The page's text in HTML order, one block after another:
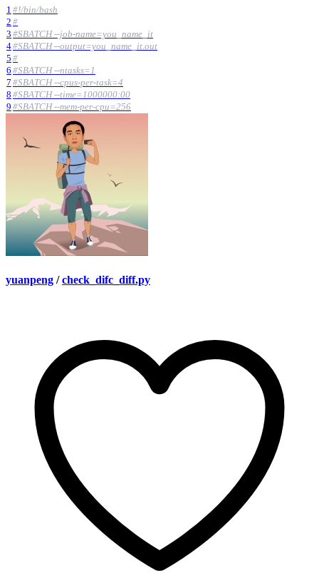
1 #!/bin/bash
2 #
3 #SBATCH --job-name=you_name_it
4#SBATCH --output=you_name_it.out
5 #
6 #SBATCH --ntasks=1
7 #SBATCH --cpus-per-task=4
8 #SBATCH --time=1000000:00
9 #SBATCH --mem-per-cpu=256
yuanpeng / check_difc_diff.py